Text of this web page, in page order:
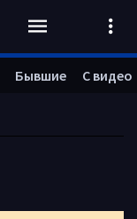
Бывшие С видео